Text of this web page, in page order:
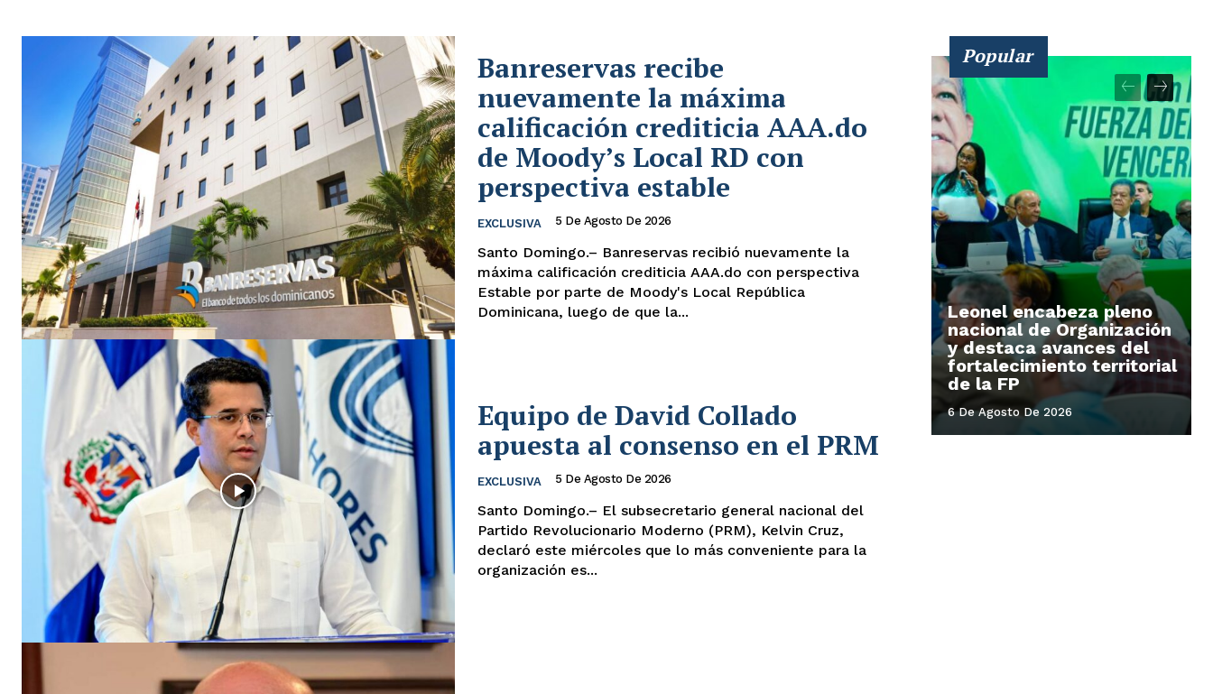
Banreservas recibe
nuevamente la máxima
calificación crediticia AAA.do
de Moody’s Local RD con
perspectiva estable
EXCLUSIVA 5 De Agosto De 2026
Santo Domingo.– Banreservas recibió nuevamente la
máxima calificación crediticia AAA.do con perspectiva
Estable por parte de Moody's Local República
Dominicana, luego de que la...
Equipo de David Collado
apuesta al consenso en el PRM
EXCLUSIVA 5 De Agosto De 2026
Santo Domingo.– El subsecretario general nacional del
Partido Revolucionario Moderno (PRM), Kelvin Cruz,
declaró este miércoles que lo más conveniente para la
organización es...
Popular
Leonel encabeza pleno
nacional de Organización
y destaca avances del
fortalecimiento territorial
de la FP
6 De Agosto De 2026